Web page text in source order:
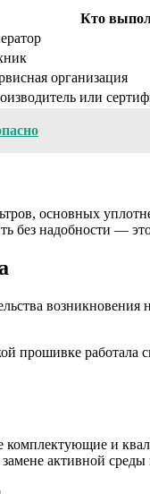
Кто
организация
или
основных
без надобности —
прошивке работала
комплектующие и
активной